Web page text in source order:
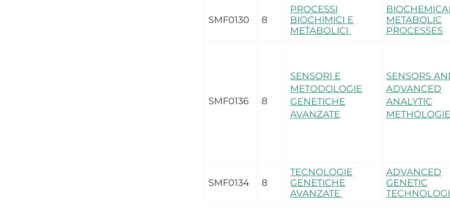
SMF0130 8
PROCESSI
BIOCHIMICI E
METABOLICI
METABOLIC
PROCESSES
SMF0136 8
SENSORI E
METODOLOGIE
GENETICHE
AVANZATE
SENSORS
ADVANCED
ANALYTIC
SMF0134 8
TECNOLOGIE
GENETICHE
AVANZATE
ADVANCED
GENETIC